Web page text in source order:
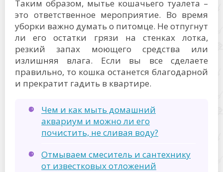
Таким образом, мытье кошачьего туалета –
это ответственное мероприятие. Во время
уборки важно думать о питомце. Не отпугнут
ли его остатки грязи на стенках лотка,
резкий запах моющего средства или
излишняя влага. Если вы все сделаете
правильно, то кошка останется благодарной
и прекратит гадить в квартире.
Чем и как мыть домашний
аквариум и можно ли его
почистить, не сливая воду?
Отмываем смеситель и сантехнику
от известковых отложений